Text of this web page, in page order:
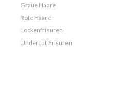
Graue Haare
Rote Haare
Lockenfrisuren
Undercut Frisuren